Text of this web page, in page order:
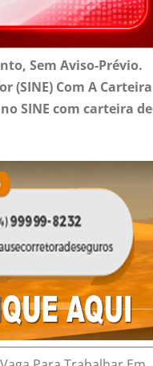
Sem Aviso-Prévio.
(SINE) Com A Carteira
SINE com carteira de